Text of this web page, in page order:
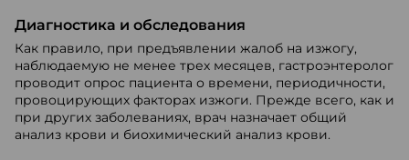
Диагностика и обследования
Как правило, при предъявлении жалоб на изжогу,
наблюдаемую не менее трех месяцев, гастроэнтеролог
проводит опрос пациента о времени, периодичности,
провоцирующих факторах изжоги. Прежде всего, как и
при других заболеваниях, врач назначает общий
анализ крови и биохимический анализ крови.